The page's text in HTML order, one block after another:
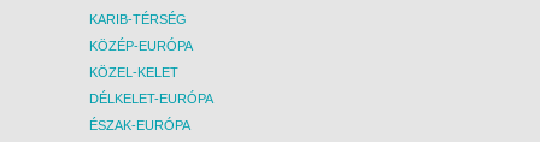
KARIB-TÉRSÉG
KÖZÉP-EURÓPA
KÖZEL-KELET
DÉLKELET-EURÓPA
ÉSZAK-EURÓPA